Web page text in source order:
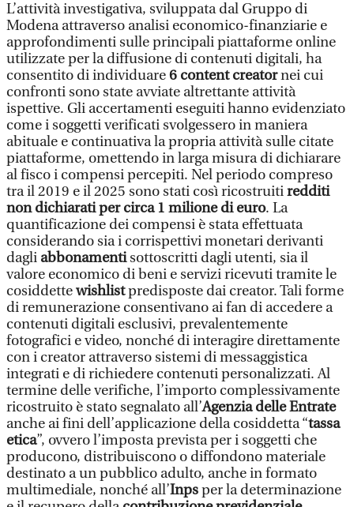
L’attività investigativa, sviluppata dal Gruppo di
Modena attraverso analisi economico-finanziarie e
approfondimenti sulle principali piattaforme online
utilizzate per la diffusione di contenuti digitali, ha
consentito di individuare6 content creatornei cui
confronti sono state avviate altrettante attività
ispettive. Gli accertamenti eseguiti hanno evidenziato
come i soggetti verificati svolgessero in maniera
abituale e continuativa la propria attività sulle citate
piattaforme, omettendo in larga misura di dichiarare
al fisco i compensi percepiti. Nel periodo compreso
tra il 2019 e il 2025 sono stati così ricostruitiredditi
non dichiarati per circa 1 milione di euro. La
quantificazione dei compensi è stata effettuata
considerando sia i corrispettivi monetari derivanti
dagli abbonamentisottoscritti dagli utenti, sia il
valore economico di beni e servizi ricevuti tramite le
cosiddettewishlistpredisposte dai creator. Tali forme
di remunerazione consentivano ai fan di accedere a
contenuti digitali esclusivi, prevalentemente
fotografici e video, nonché di interagire direttamente
con i creator attraverso sistemi di messaggistica
integrati e di richiedere contenuti personalizzati. Al
termine delle verifiche, l’importo complessivamente
ricostruito è stato segnalato all’Agenzia delle Entrate
anche ai fini dell’applicazione della cosiddetta “tassa
etica”, ovvero l’imposta prevista per i soggetti che
producono, distribuiscono o diffondono materiale
destinato a un pubblico adulto, anche in formato
multimediale, nonché all’Inpsper la determinazione